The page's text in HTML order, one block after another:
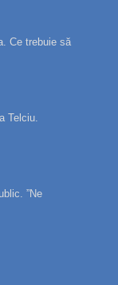
Ce trebuie să
Telciu.
”Ne